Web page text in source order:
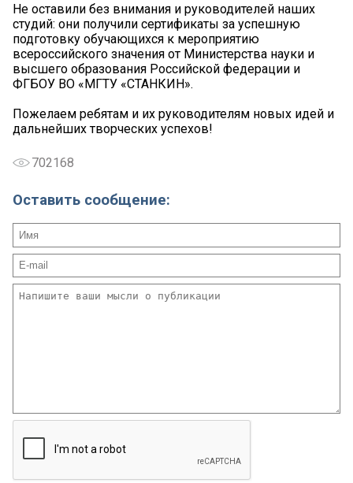
Не оставили без внимания и руководителей наших
студий: они получили сертификаты за успешную
подготовку обучающихся к мероприятию
всероссийского значения от Министерства науки и
высшего образования Российской федерации и
ФГБОУ ВО «МГТУ «СТАНКИН».
Пожелаем ребятам и их руководителям новых идей и
дальнейших творческих успехов!
702168
Оставить сообщение: